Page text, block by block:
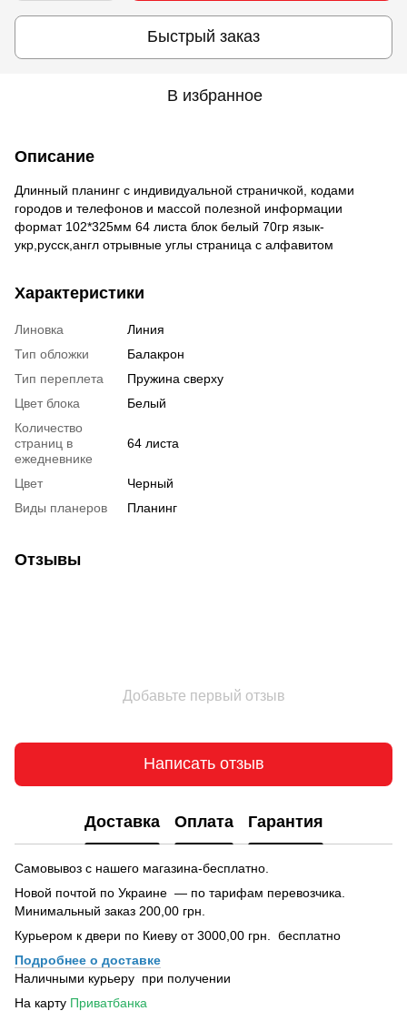
Быстрый заказ
В избранное
Описание
Длинный планинг с индивидуальной страничкой, кодами
городов и телефонов и массой полезной информации
формат 102*325мм 64 листа блок белый 70гр язык-
укр,русск,англ отрывные углы страница с алфавитом
Характеристики
Линовка
Линия
Тип обложки
Балакрон
Тип переплета
Пружина сверху
Цвет блока
Белый
Количество
страниц в
ежедневнике
64 листа
Цвет
Черный
Виды планеров
Планинг
Отзывы
Добавьте первый отзыв
Написать отзыв
Доставка Оплата Гарантия
Самовывоз с нашего магазина-бесплатно.
Новой почтой по Украине — по тарифам перевозчика.
Минимальный заказ 200,00 грн.
Курьером к двери по Киеву от 3000,00 грн. бесплатно
Подробнее о доставке
Наличными курьеру при получении
На карту Приватбанка